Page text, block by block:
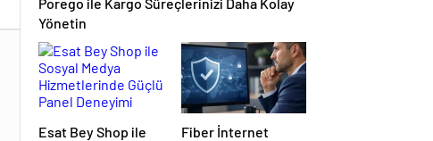
Porego ile Kargo Süreçlerinizi Daha Kolay
Yönetin
Esat Bey Shop ile
Fiber İnternet